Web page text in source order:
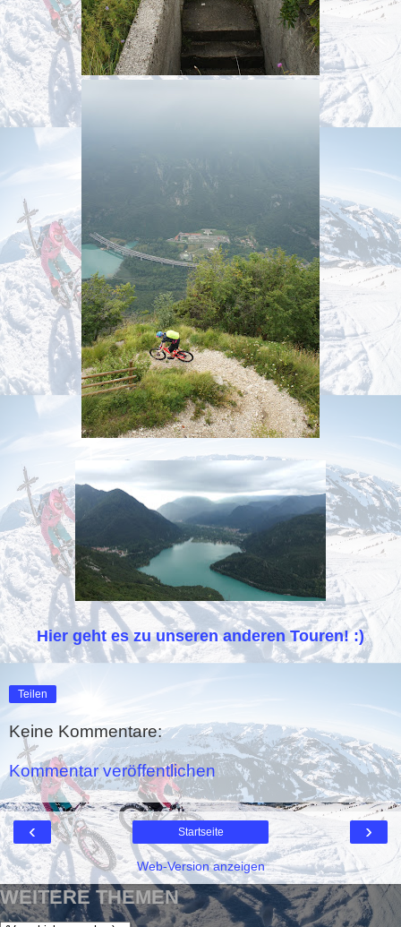
Hier geht es zu unseren anderen Touren! :)
Teilen
Keine Kommentare:
Kommentar veröffentlichen
‹ ›
Startseite
Web-Version anzeigen
WEITERE THEMEN